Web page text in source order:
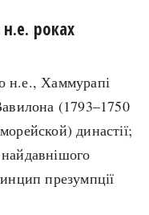
роках
н.е., Хаммурапі
(1793–1750
династії;
презумпції